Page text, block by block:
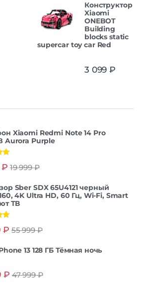
Конструктор
Xiaomi
ONEBOT
Building
blocks static
supercar toy car Red
3 099 ₽
Xiaomi Redmi Note 14 Pro
Aurora Purple
₽ 19 999₽
Sber SDX 65U4121 черный
4K Ultra HD, 60 Гц, Wi-Fi, Smart
ТВ
₽ 55 999₽
13 128 ГБ Тёмная ночь
₽ 47 999₽